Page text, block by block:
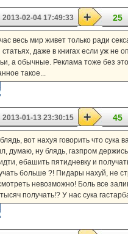
2013-02-04 17:49:33 25
весь мир живет только ради
статьях, даже в книгах если уж
а обычные. Реклама тоже без
такое...
2013-01-13 23:30:15 45
вот нахуя говорить что
думаю, ну блядь, газпром
ебашить пятидневку и
больше ?! Пидары нахуй, не
невозможно! Боль все
получать!? У нас сука